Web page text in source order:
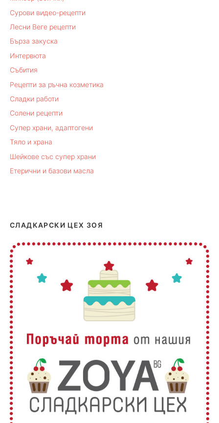
Сурови видео-рецепти
Лесни Веге рецепти
Бърза закуска
Интервюта
Събития
Рецепти за ръчна козметика
Сладки работи
Солени рецепти
Супер храни, адаптогени
Тяло и храна
Шейкове със супер храни
Етерични и базови масла
СЛАДКАРСКИ ЦЕХ ЗОЯ